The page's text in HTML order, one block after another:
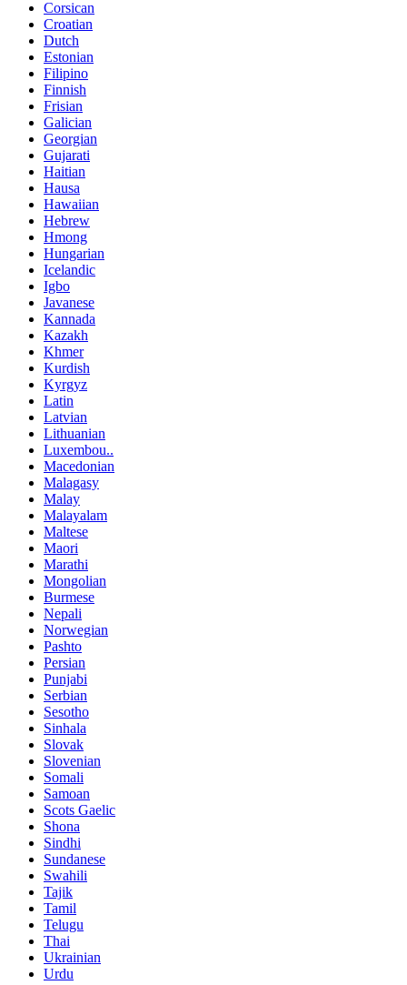
Corsican
Croatian
Dutch
Estonian
Filipino
Finnish
Frisian
Galician
Georgian
Gujarati
Haitian
Hausa
Hawaiian
Hebrew
Hmong
Hungarian
Icelandic
Igbo
Javanese
Kannada
Kazakh
Khmer
Kurdish
Kyrgyz
Latin
Latvian
Lithuanian
Luxembou..
Macedonian
Malagasy
Malay
Malayalam
Maltese
Maori
Marathi
Mongolian
Burmese
Nepali
Norwegian
Pashto
Persian
Punjabi
Serbian
Sesotho
Sinhala
Slovak
Slovenian
Somali
Samoan
Scots Gaelic
Shona
Sindhi
Sundanese
Swahili
Tajik
Tamil
Telugu
Thai
Ukrainian
Urdu